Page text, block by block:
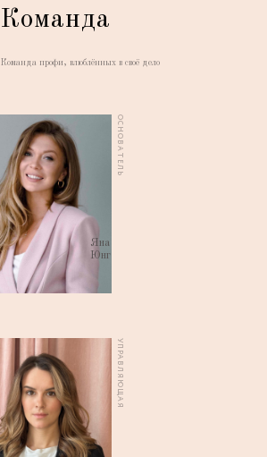
Команда
Команда профи, влюблённых в своё дело
ОСНОВАТЕЛЬ
Яна
Юнг
УПРАВЛЯЮЩАЯ